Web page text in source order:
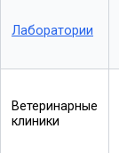
Лаборатории
Ветеринарные
клиники